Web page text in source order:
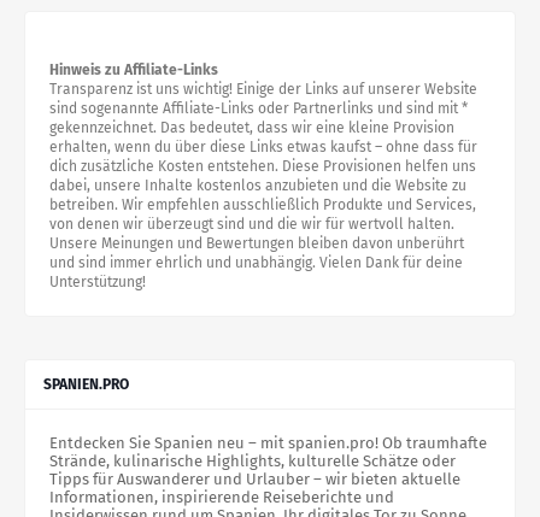
Hinweis zu Affiliate-Links
Transparenz ist uns wichtig! Einige der Links auf unserer Website
sind sogenannte Affiliate-Links oder Partnerlinks und sind mit *
gekennzeichnet. Das bedeutet, dass wir eine kleine Provision
erhalten, wenn du über diese Links etwas kaufst – ohne dass für
dich zusätzliche Kosten entstehen. Diese Provisionen helfen uns
dabei, unsere Inhalte kostenlos anzubieten und die Website zu
betreiben. Wir empfehlen ausschließlich Produkte und Services,
von denen wir überzeugt sind und die wir für wertvoll halten.
Unsere Meinungen und Bewertungen bleiben davon unberührt
und sind immer ehrlich und unabhängig. Vielen Dank für deine
Unterstützung!
SPANIEN.PRO
Entdecken Sie Spanien neu – mit spanien.pro! Ob traumhafte
Strände, kulinarische Highlights, kulturelle Schätze oder
Tipps für Auswanderer und Urlauber – wir bieten aktuelle
Informationen, inspirierende Reiseberichte und